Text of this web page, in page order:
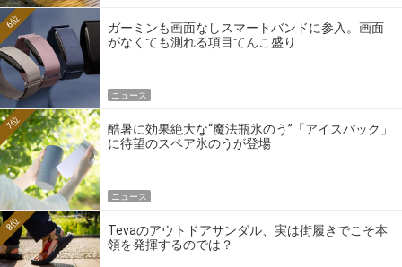
ガーミンも画面なしスマートバンドに参入。画面
がなくても測れる項目てんこ盛り
6位
ニュース
酷暑に効果絶大な“魔法瓶氷のう”「アイスパック」
に待望のスペア氷のうが登場
7位
ニュース
Tevaのアウトドアサンダル、実は街履きでこそ本
領を発揮するのでは？
8位